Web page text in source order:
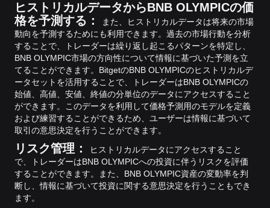
ヒストリカルデータからBNB OLYMPICの価
格を予測する：
また、ヒストリカルデータは将来の市場
動向を予測するためにも利用できます。過去の市場行動を分析
することで、トレーダーは繰り返し起こるパターンを特定し、
BNB OLYMPIC市場の方向性について情報に基づいた予測を立
てることができます。 BitgetのBNB OLYMPICのヒストリカルデ
ータセットを活用することで、トレーダーはBNB OLYMPICの
始値、高値、安値、終値の分単位のデータにアクセスすること
ができます。このデータを利用して価格予測用のモデルを定義
および練習することができるため、ユーザーは情報に基づいて
取引の意思決定を行うことができます。
リスク管理：
ヒストリカルデータにアクセスすること
で、トレーダーはBNB OLYMPICへの投資に伴うリスクを評価
することができます。また、BNB OLYMPIC資産の変動率を判
断し、情報に基づいて投資に関する意思決定を行うこともでき
ます。